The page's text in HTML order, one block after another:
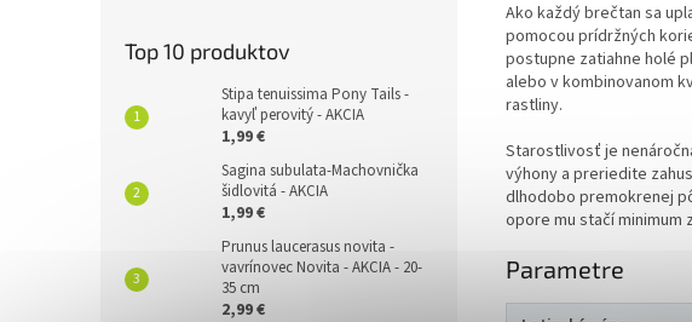
Top 10 produktov
Stipa tenuissima Pony Tails -
kavyľ perovitý - AKCIA
1,99 €
Sagina subulata-Machovnička
šidlovitá - AKCIA
1,99 €
Prunus laucerasus novita -
vavrínovec Novita - AKCIA - 20-
35 cm
2,99 €
Ako každý brečtan sa
pomocou prídržných
postupne zatiahne holé
alebo v kombinovanom
rastliny.
Starostlivosť je
výhony a preriedite
dlhodobo premokrenej
opore mu stačí minimum
Parametre